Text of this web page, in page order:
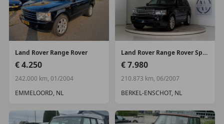
Land Rover Range Rover
€ 4.250
242.000 km, 01/2004
EMMELOORD, NL
Land Rover Range Rover Sport
€ 7.980
210.873 km, 06/2007
BERKEL-ENSCHOT, NL